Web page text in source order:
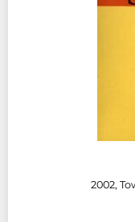
2002,